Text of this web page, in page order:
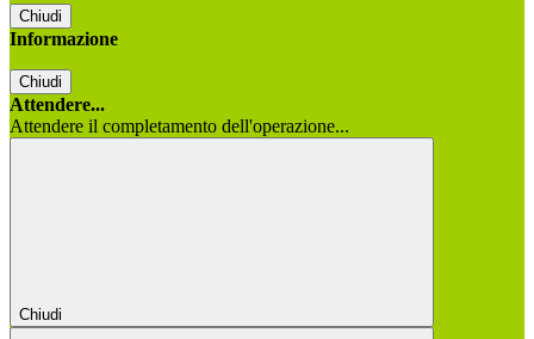
Chiudi
Informazione
Chiudi
Attendere...
Attendere il completamento dell'operazione...
Chiudi